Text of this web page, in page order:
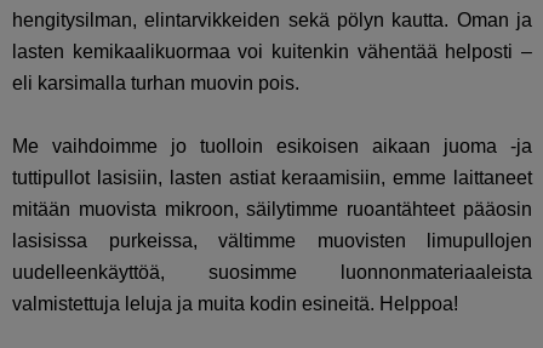
hengitysilman, elintarvikkeiden sekä pölyn kautta. Oman ja
lasten kemikaalikuormaa voi kuitenkin vähentää helposti –
eli karsimalla turhan muovin pois.
Me vaihdoimme jo tuolloin esikoisen aikaan juoma -ja
tuttipullot lasisiin, lasten astiat keraamisiin, emme laittaneet
mitään muovista mikroon, säilytimme ruoantähteet pääosin
lasisissa purkeissa, vältimme muovisten limupullojen
uudelleenkäyttöä, suosimme luonnonmateriaaleista
valmistettuja leluja ja muita kodin esineitä. Helppoa!